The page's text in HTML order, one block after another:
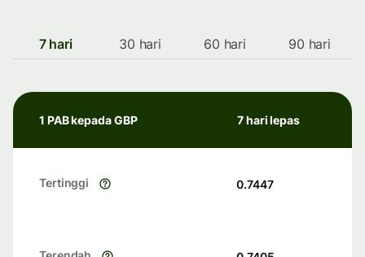
7 hari 30 hari 60 hari 90 hari
1 PAB kepada GBP 7 hari lepas
Tertinggi 0.7447